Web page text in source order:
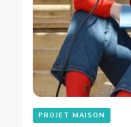
PROJET MAISON